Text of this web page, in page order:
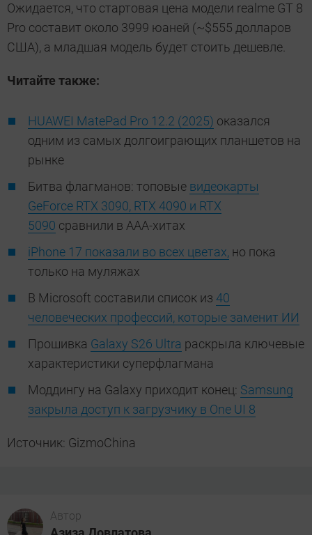
Ожидается, что стартовая цена модели realme GT 8
Pro составит около 3999 юаней (~$555 долларов
США), а младшая модель будет стоить дешевле.
Читайте также:
HUAWEI MatePad Pro 12.2 (2025) оказался
одним из самых долгоиграющих планшетов на
рынке
Битва флагманов: топовые видеокарты
GeForce RTX 3090, RTX 4090 и RTX
5090 сравнили в ААА-хитах
iPhone 17 показали во всех цветах, но пока
только на муляжах
В Microsoft составили список из 40
человеческих профессий, которые заменит ИИ
Прошивка Galaxy S26 Ultra раскрыла ключевые
характеристики суперфлагмана
Моддингу на Galaxy приходит конец: Samsung
закрыла доступ к загрузчику в One UI 8
Источник: GizmoChina
Автор